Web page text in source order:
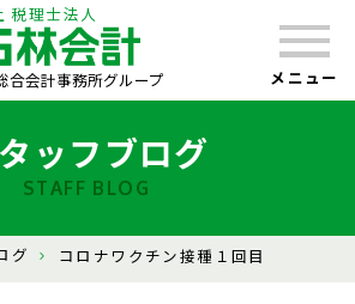
税理士法人
合会計事務所グループ メニュー
ッフブログ
STAFF BLOG
グ コロナワクチン接種１回目